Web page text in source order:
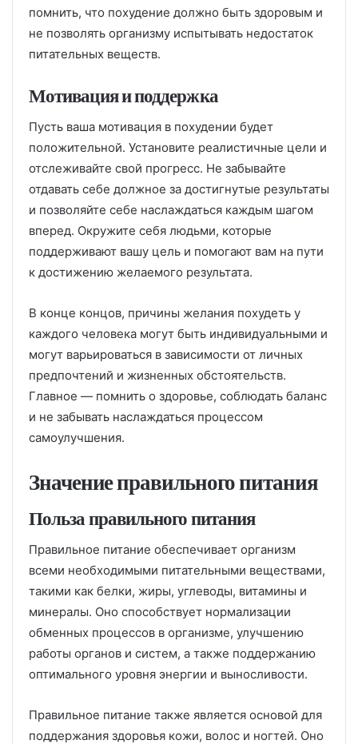
помнить, что похудение должно быть здоровым и
не позволять организму испытывать недостаток
питательных веществ.
Мотивация и поддержка
Пусть ваша мотивация в похудении будет
положительной. Установите реалистичные цели и
отслеживайте свой прогресс. Не забывайте
отдавать себе должное за достигнутые результаты
и позволяйте себе наслаждаться каждым шагом
вперед. Окружите себя людьми, которые
поддерживают вашу цель и помогают вам на пути
к достижению желаемого результата.
В конце концов, причины желания похудеть у
каждого человека могут быть индивидуальными и
могут варьироваться в зависимости от личных
предпочтений и жизненных обстоятельств.
Главное — помнить о здоровье, соблюдать баланс
и не забывать наслаждаться процессом
самоулучшения.
Значение правильного питания
Польза правильного питания
Правильное питание обеспечивает организм
всеми необходимыми питательными веществами,
такими как белки, жиры, углеводы, витамины и
минералы. Оно способствует нормализации
обменных процессов в организме, улучшению
работы органов и систем, а также поддержанию
оптимального уровня энергии и выносливости.
Правильное питание также является основой для
поддержания здоровья кожи, волос и ногтей. Оно